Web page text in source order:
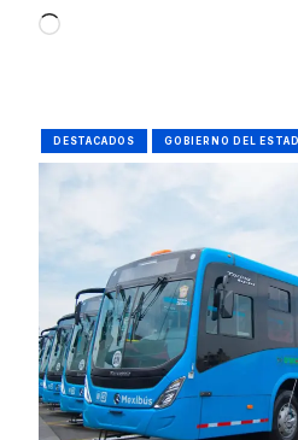
Loading…
DESTACADOS GOBIERNO DEL